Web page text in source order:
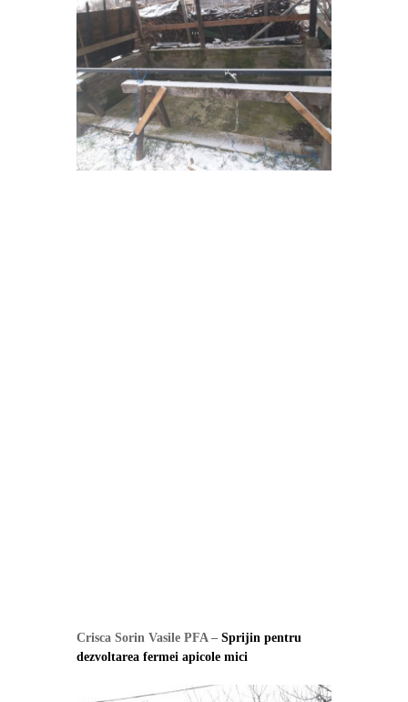
Crisca Sorin Vasile PFA – Sprijin pentru
dezvoltarea fermei apicole mici